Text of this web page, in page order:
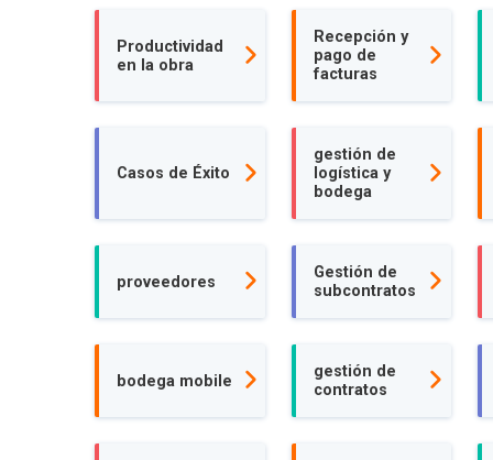
Productividad
en la obra
Recepción y
pago de
facturas
Casos de Éxito
gestión de
logística y
bodega
proveedores
Gestión de
subcontratos
bodega mobile
gestión de
contratos